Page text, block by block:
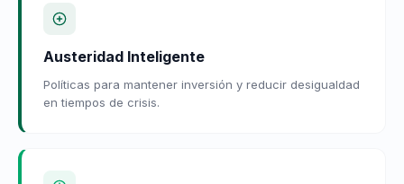
Austeridad Inteligente
Políticas para mantener inversión y reducir desigualdad
en tiempos de crisis.